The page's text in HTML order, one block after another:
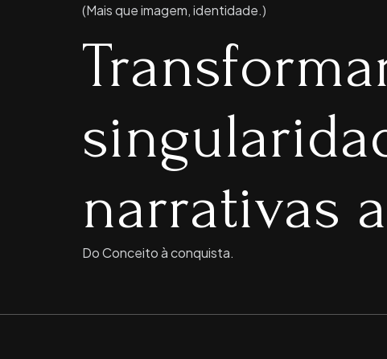
(Mais que imagem, identidade.)
narrativas
Do Conceito à conquista.